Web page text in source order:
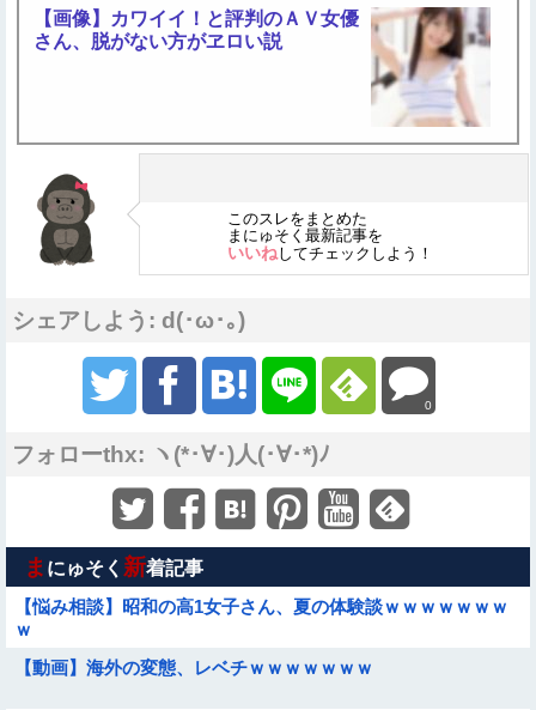
【画像】カワイイ！と評判のＡＶ女優
さん、脱がない方がヱロい説
このスレをまとめた
まにゅそく最新記事を
いいねしてチェックしよう！
シェアしよう: d(･ω･｡)
0
フォローthx: ヽ(*･∀･)人(･∀･*)ﾉ
ま にゅそく 新着記事
【悩み相談】昭和の高1女子さん、夏の体験談ｗｗｗｗｗｗｗ
ｗ
【動画】海外の変態、レベチｗｗｗｗｗｗｗ